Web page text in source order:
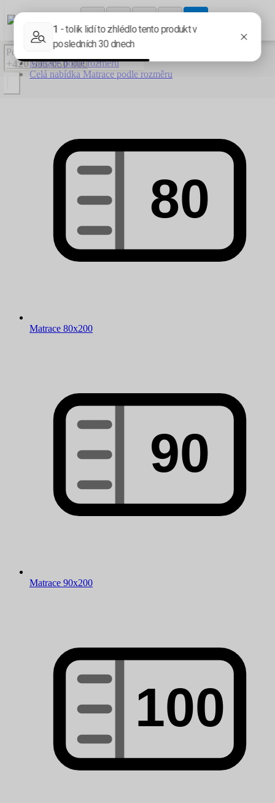
Pondělí-pátek: 7:00 - 15:00
+420 595 050 000
Matrace podle rozměru
Celá nabídka Matrace podle rozměru
Matrace 80x200
Matrace 90x200